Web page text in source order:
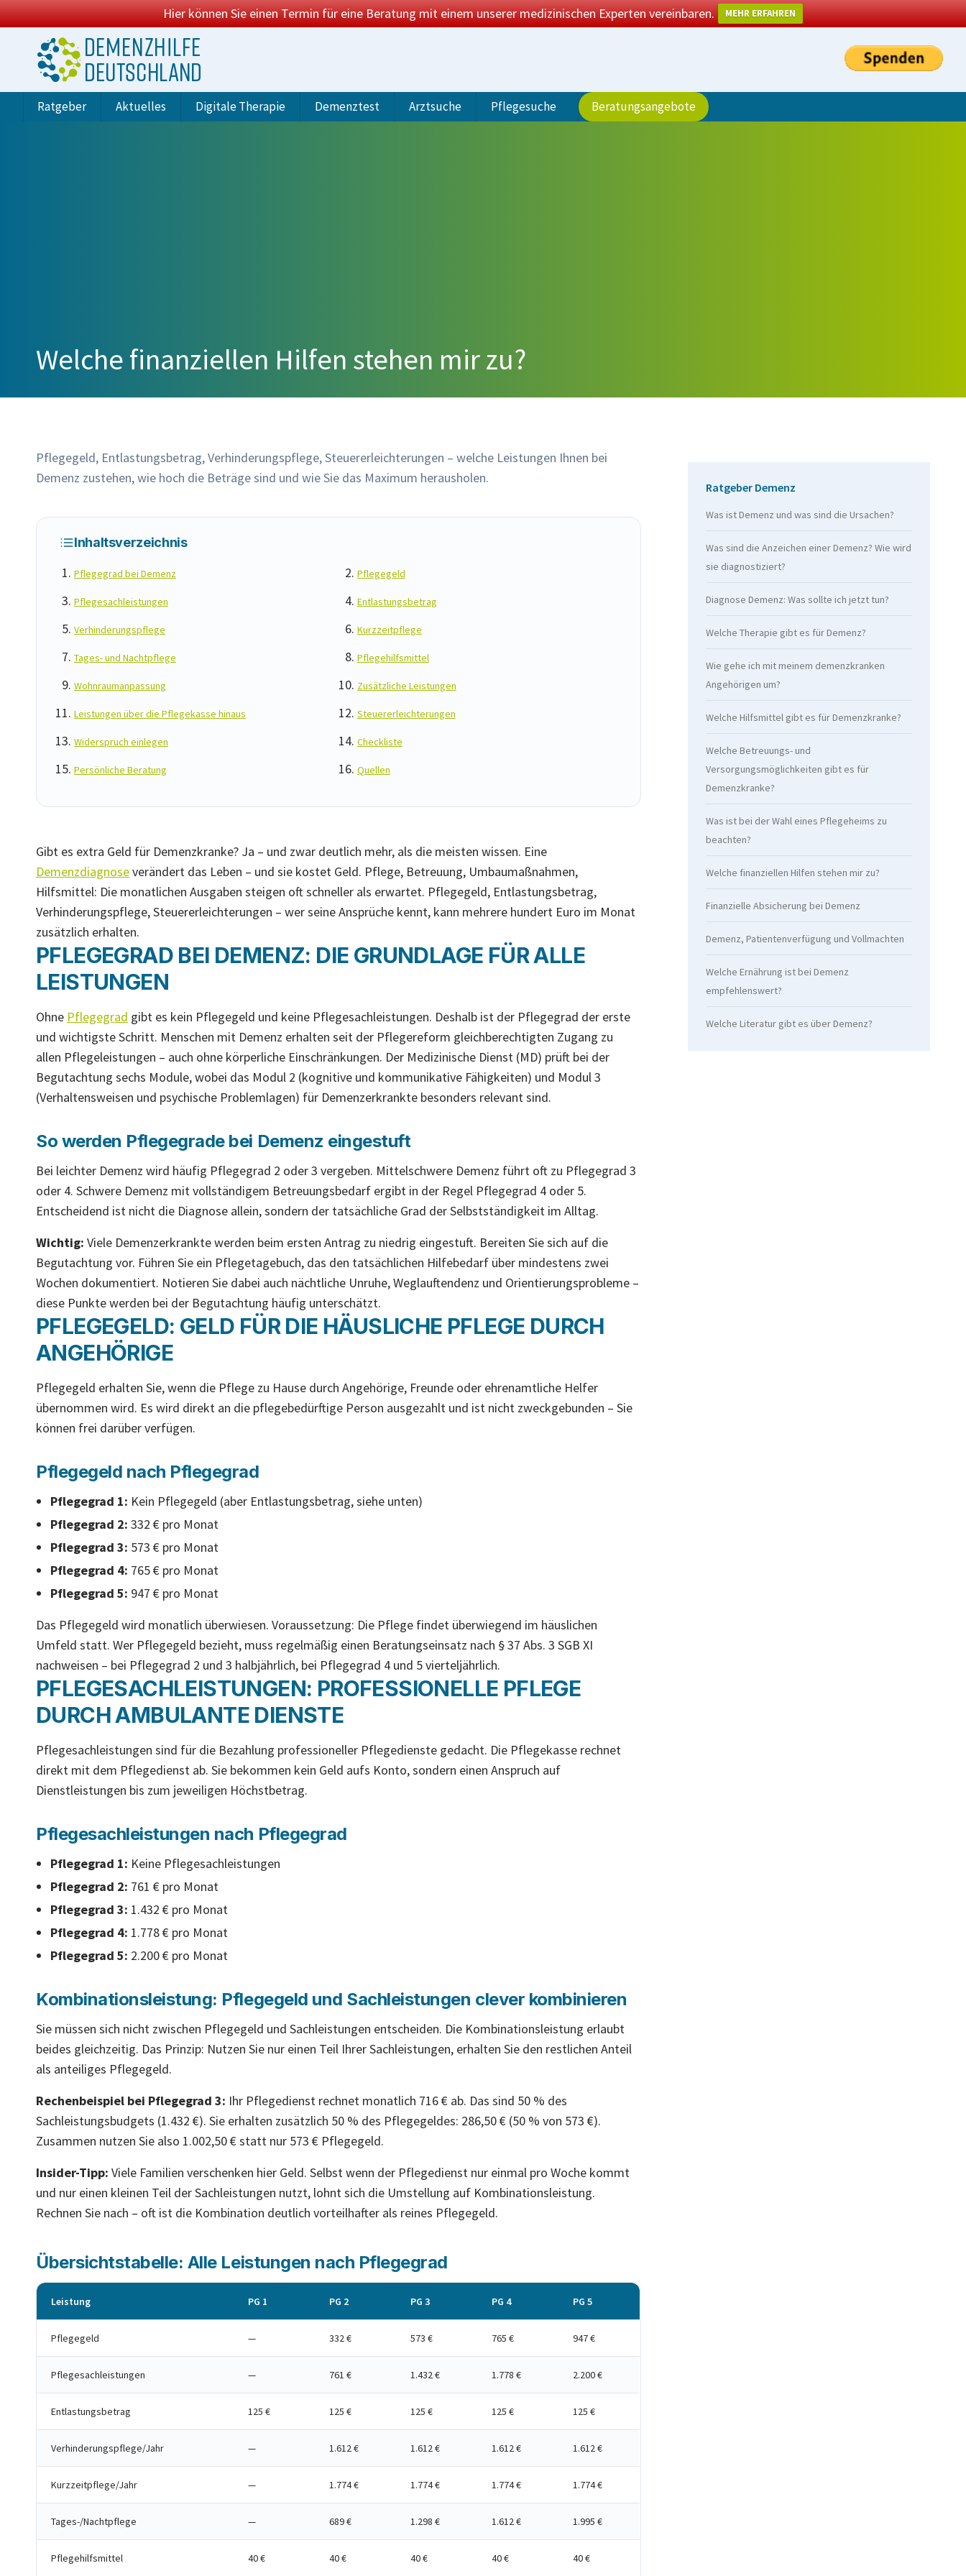
Hier können Sie einen Termin für eine Beratung mit einem unserer medizinischen Experten vereinbaren. MEHR ERFAHREN
Ratgeber Aktuelles Digitale Therapie Demenztest Arztsuche Pflegesuche Beratungsangebote
Welche finanziellen Hilfen stehen mir zu?
Pflegegeld, Entlastungsbetrag, Verhinderungspflege, Steuererleichterungen – welche Leistungen Ihnen bei
Demenz zustehen, wie hoch die Beträge sind und wie Sie das Maximum herausholen.
Inhaltsverzeichnis
Pflegegrad bei Demenz Pflegegeld
Pflegesachleistungen Entlastungsbetrag
Verhinderungspflege Kurzzeitpflege
Tages- und Nachtpflege Pflegehilfsmittel
Wohnraumanpassung Zusätzliche Leistungen
Leistungen über die Pflegekasse hinaus Steuererleichterungen
Widerspruch einlegen Checkliste
Persönliche Beratung Quellen
Gibt es extra Geld für Demenzkranke? Ja – und zwar deutlich mehr, als die meisten wissen. Eine
Demenzdiagnoseverändert das Leben – und sie kostet Geld. Pflege, Betreuung, Umbaumaßnahmen,
Hilfsmittel: Die monatlichen Ausgaben steigen oft schneller als erwartet. Pflegegeld, Entlastungsbetrag,
Verhinderungspflege, Steuererleichterungen – wer seine Ansprüche kennt, kann mehrere hundert Euro im Monat
zusätzlich erhalten.
PFLEGEGRAD BEI DEMENZ: DIE GRUNDLAGE FÜR ALLE
LEISTUNGEN
Ohne Pflegegrad gibt es kein Pflegegeld und keine Pflegesachleistungen. Deshalb ist der Pflegegrad der erste
und wichtigste Schritt. Menschen mit Demenz erhalten seit der Pflegereform gleichberechtigten Zugang zu
allen Pflegeleistungen – auch ohne körperliche Einschränkungen. Der Medizinische Dienst (MD) prüft bei der
Begutachtung sechs Module, wobei das Modul 2 (kognitive und kommunikative Fähigkeiten) und Modul 3
(Verhaltensweisen und psychische Problemlagen) für Demenzerkrankte besonders relevant sind.
So werden Pflegegrade bei Demenz eingestuft
Bei leichter Demenz wird häufig Pflegegrad 2 oder 3 vergeben. Mittelschwere Demenz führt oft zu Pflegegrad 3
oder 4. Schwere Demenz mit vollständigem Betreuungsbedarf ergibt in der Regel Pflegegrad 4 oder 5.
Entscheidend ist nicht die Diagnose allein, sondern der tatsächliche Grad der Selbstständigkeit im Alltag.
Wichtig: Viele Demenzerkrankte werden beim ersten Antrag zu niedrig eingestuft. Bereiten Sie sich auf die
Begutachtung vor. Führen Sie ein Pflegetagebuch, das den tatsächlichen Hilfebedarf über mindestens zwei
Wochen dokumentiert. Notieren Sie dabei auch nächtliche Unruhe, Weglauftendenz und Orientierungsprobleme –
diese Punkte werden bei der Begutachtung häufig unterschätzt.
PFLEGEGELD: GELD FÜR DIE HÄUSLICHE PFLEGE DURCH
ANGEHÖRIGE
Pflegegeld erhalten Sie, wenn die Pflege zu Hause durch Angehörige, Freunde oder ehrenamtliche Helfer
übernommen wird. Es wird direkt an die pflegebedürftige Person ausgezahlt und ist nicht zweckgebunden – Sie
können frei darüber verfügen.
Pflegegeld nach Pflegegrad
Pflegegrad 1: Kein Pflegegeld (aber Entlastungsbetrag, siehe unten)
Pflegegrad 2: 332 € pro Monat
Pflegegrad 3: 573 € pro Monat
Pflegegrad 4: 765 € pro Monat
Pflegegrad 5: 947 € pro Monat
Das Pflegegeld wird monatlich überwiesen. Voraussetzung: Die Pflege findet überwiegend im häuslichen
Umfeld statt. Wer Pflegegeld bezieht, muss regelmäßig einen Beratungseinsatz nach § 37 Abs. 3 SGB XI
nachweisen – bei Pflegegrad 2 und 3 halbjährlich, bei Pflegegrad 4 und 5 vierteljährlich.
PFLEGESACHLEISTUNGEN: PROFESSIONELLE PFLEGE
DURCH AMBULANTE DIENSTE
Pflegesachleistungen sind für die Bezahlung professioneller Pflegedienste gedacht. Die Pflegekasse rechnet
direkt mit dem Pflegedienst ab. Sie bekommen kein Geld aufs Konto, sondern einen Anspruch auf
Dienstleistungen bis zum jeweiligen Höchstbetrag.
Pflegesachleistungen nach Pflegegrad
Pflegegrad 1: Keine Pflegesachleistungen
Pflegegrad 2: 761 € pro Monat
Pflegegrad 3: 1.432 € pro Monat
Pflegegrad 4: 1.778 € pro Monat
Pflegegrad 5: 2.200 € pro Monat
Kombinationsleistung: Pflegegeld und Sachleistungen clever kombinieren
Sie müssen sich nicht zwischen Pflegegeld und Sachleistungen entscheiden. Die Kombinationsleistung erlaubt
beides gleichzeitig. Das Prinzip: Nutzen Sie nur einen Teil Ihrer Sachleistungen, erhalten Sie den restlichen Anteil
als anteiliges Pflegegeld.
Rechenbeispiel bei Pflegegrad 3: Ihr Pflegedienst rechnet monatlich 716 € ab. Das sind 50 % des
Sachleistungsbudgets (1.432 €). Sie erhalten zusätzlich 50 % des Pflegegeldes: 286,50 € (50 % von 573 €).
Zusammen nutzen Sie also 1.002,50 € statt nur 573 € Pflegegeld.
Insider-Tipp: Viele Familien verschenken hier Geld. Selbst wenn der Pflegedienst nur einmal pro Woche kommt
und nur einen kleinen Teil der Sachleistungen nutzt, lohnt sich die Umstellung auf Kombinationsleistung.
Rechnen Sie nach – oft ist die Kombination deutlich vorteilhafter als reines Pflegegeld.
Übersichtstabelle: Alle Leistungen nach Pflegegrad
Leistung PG 1 PG 2 PG 3 PG 4 PG 5
Pflegegeld — 332 € 573 € 765 € 947 €
Pflegesachleistungen — 761 € 1.432 € 1.778 € 2.200 €
Entlastungsbetrag 125 € 125 € 125 € 125 € 125 €
Verhinderungspflege/Jahr — 1.612 € 1.612 € 1.612 € 1.612 €
Kurzzeitpflege/Jahr — 1.774 € 1.774 € 1.774 € 1.774 €
Tages-/Nachtpflege — 689 € 1.298 € 1.612 € 1.995 €
Pflegehilfsmittel 40 € 40 € 40 € 40 € 40 €
Ratgeber Demenz
Was ist Demenz und was sind die Ursachen?
Was sind die Anzeichen einer Demenz? Wie wird
sie diagnostiziert?
Diagnose Demenz: Was sollte ich jetzt tun?
Welche Therapie gibt es für Demenz?
Wie gehe ich mit meinem demenzkranken
Angehörigen um?
Welche Hilfsmittel gibt es für Demenzkranke?
Welche Betreuungs- und
Versorgungsmöglichkeiten gibt es für
Demenzkranke?
Was ist bei der Wahl eines Pflegeheims zu
beachten?
Welche finanziellen Hilfen stehen mir zu?
Finanzielle Absicherung bei Demenz
Demenz, Patientenverfügung und Vollmachten
Welche Ernährung ist bei Demenz
empfehlenswert?
Welche Literatur gibt es über Demenz?